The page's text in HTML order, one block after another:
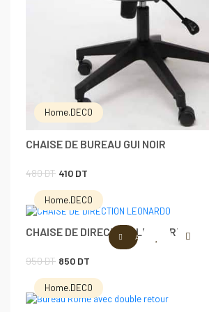
Home.DECO
CHAISE DE BUREAU GUI NOIR
480DT Le
prix
initial
était :
480 DT.
410 DT
prix
actuel
est :
Home.DECO
CHAISE DE DIRECTION LEONARDO
950DT Le
prix
initial
850 DT
prix
actuel
AJOUTER AU PANIER
Home.DECO